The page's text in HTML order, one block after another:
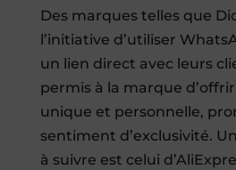
Des marques telles que
l’initiative d’utiliser
un lien direct avec leurs
permis à la marque
unique et personnelle,
sentiment d’exclusivité.
à suivre est celui